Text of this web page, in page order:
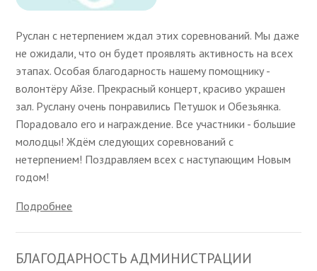
Руслан с нетерпением ждал этих соревнований. Мы даже
не ожидали, что он будет проявлять активность на всех
этапах. Особая благодарность нашему помощнику -
волонтёру Айзе. Прекрасный концерт, красиво украшен
зал. Руслану очень понравились Петушок и Обезьянка.
Порадовало его и награждение. Все участники - большие
молодцы! Ждём следующих соревнований с
нетерпением! Поздравляем всех с наступающим Новым
годом!
Подробнее
БЛАГОДАРНОСТЬ АДМИНИСТРАЦИИ